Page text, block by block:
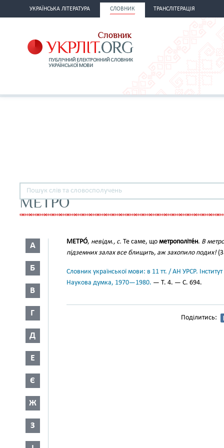
УКРАЇНСЬКА ЛІТЕРАТУРА СЛОВНИК ТРАНСЛІТЕРАЦІЯ
МЕТРО
А
Б
В
Г
Д
Е
Є
Ж
З
МЕТРО́, невідм., с. Те саме, що метрополіте́н. В
підземних залах все блищить, аж захопило подих!
Словник української мови: в 11 тт. / АН УРСР.
Наукова думка, 1970—1980. — Т. 4. — С. 694.
Поділитись: